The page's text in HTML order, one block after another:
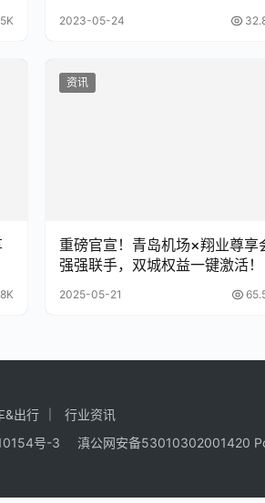
2023-05-24
资讯
重磅官宣！青岛机场×翔业尊享
强强联手，双城权益一键激活！
2025-05-21
&出行
行业资讯
号-3 滇公网安备53010302001420